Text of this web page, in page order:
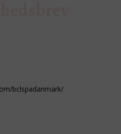
bclspadanmark/